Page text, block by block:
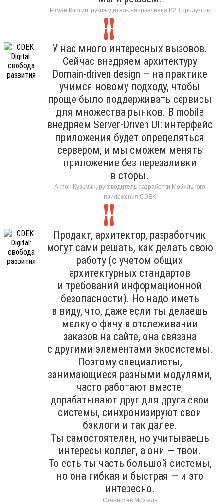
Роман Костин, руководитель направления B2B продуктов
У нас много интересных вызовов.
Сейчас внедряем архитектуру
Domain-driven design — на практике
учимся новому подходу, чтобы
проще было поддерживать сервисы
для множества рынков. В mobile
внедряем Server-Driven UI: интерфейс
приложения будет определяться
сервером, и мы сможем менять
приложение без перезаливки
в сторы.
Антон Кузьмин, руководитель разработки Мобильного
приложения CDEK
Продакт, архитектор, разработчик
могут сами решать, как делать свою
работу (с учетом общих
архитектурных стандартов
и требований информационной
безопасности). Но надо иметь
в виду, что, даже если ты делаешь
мелкую фичу в отслеживании
заказов на сайте, она связана
с другими элементами экосистемы.
Поэтому специалисты,
занимающиеся разными модулями,
часто работают вместе,
дорабатывают друг для друга свои
системы, синхронизируют свои
бэклоги и так далее.
Ты самостоятелен, но учитываешь
интересы коллег, а они — твои.
То есть ты часть большой системы,
но она гибкая и быстрая — и это
интересно.
Станислав Мозгель